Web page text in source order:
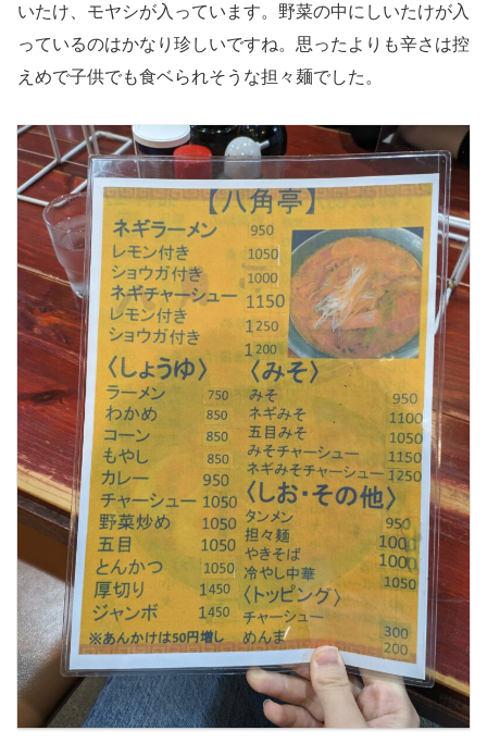
いたけ、モヤシが入っています。野菜の中にしいたけが入
っているのはかなり珍しいですね。思ったよりも辛さは控
えめで子供でも食ベられそうな担々麺でした。